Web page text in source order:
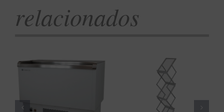
relacionados